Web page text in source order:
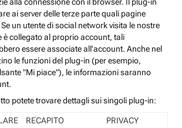
ai server delle terze parte quali pagine
un utente di social network visita le nostre
è collegato al proprio account, tali
essere associate all'account. Anche nel
le funzioni del plug-in (per esempio,
"Mi piace"), le informazioni saranno
potete trovare dettagli sui singoli plug-in:
RECAPITO PRIVACY